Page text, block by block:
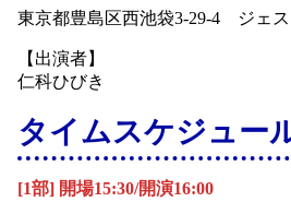
東京都豊島区西池袋3-29-4 ジェ
【出演者】
仁科ひびき
タイムスケジュー
[1部] 開場15:30/開演16:00